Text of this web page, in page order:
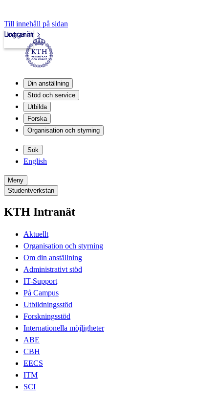
Till innehåll på sidan
Intranät
Logga in
Din anställning
Stöd och service
Utbilda
Forska
Organisation och styrning
Sök
English
Meny
Studentverkstan
KTH Intranät
Aktuellt
Organisation och styrning
Om din anställning
Administrativt stöd
IT-Support
På Campus
Utbildningsstöd
Forskningsstöd
Internationella möjligheter
ABE
CBH
EECS
ITM
SCI